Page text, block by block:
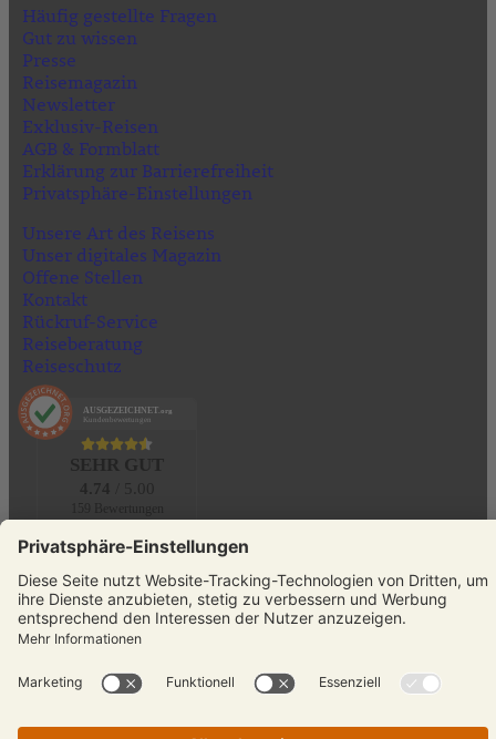
Häufig gestellte Fragen
Gut zu wissen
Presse
Reisemagazin
Newsletter
Exklusiv-Reisen
AGB & Formblatt
Erklärung zur Barrierefreiheit
Privatsphäre-Einstellungen
Unsere Art des Reisens
Unser digitales Magazin
Offene Stellen
Kontakt
Rückruf-Service
Reiseberatung
Reiseschutz
AUSGEZEICHNET.org
Kundenbewertungen
159 Bewertungen
Hinweis zu den Bewertungen
KONTAKT